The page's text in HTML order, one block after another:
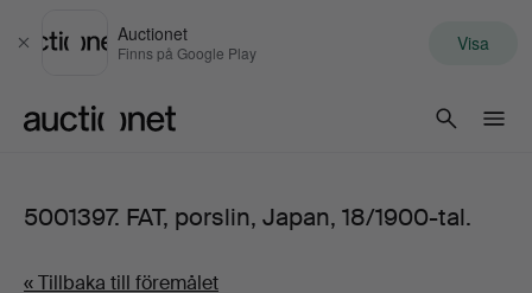
Stäng
Auctionet
Finns på Google Play Visa
5001397. FAT, porslin, Japan, 18/1900-tal.
« Tillbaka till föremålet